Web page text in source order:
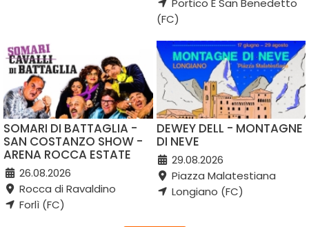
(FC)
SOMARI DI BATTAGLIA -
SAN COSTANZO SHOW -
ARENA ROCCA ESTATE
26.08.2026
Rocca di Ravaldino
Forlì (FC)
DEWEY DELL - MONTAGNE
DI NEVE
29.08.2026
Piazza Malatestiana
Longiano (FC)